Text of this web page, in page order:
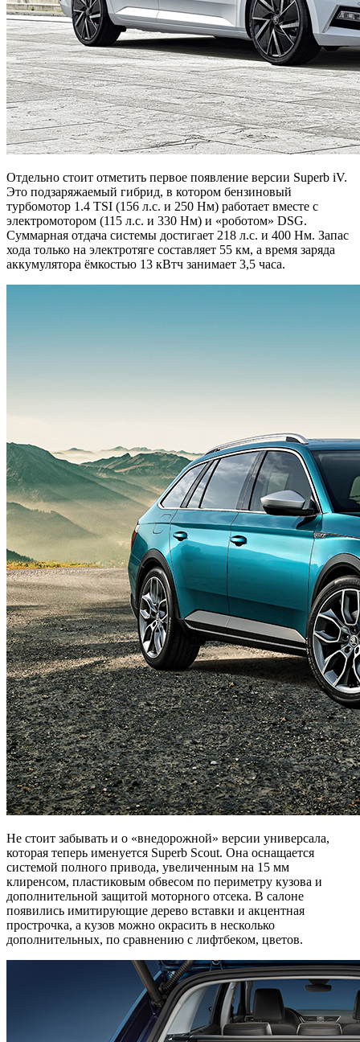
Отдельно стоит отметить первое появление версии Superb iV.
Это подзаряжаемый гибрид, в котором бензиновый
турбомотор 1.4 TSI (156 л.с. и 250 Нм) работает вместе с
электромотором (115 л.с. и 330 Нм) и «роботом» DSG.
Суммарная отдача системы достигает 218 л.с. и 400 Нм. Запас
хода только на электротяге составляет 55 км, а время заряда
аккумулятора ёмкостью 13 кВтч занимает 3,5 часа.
Не стоит забывать и о «внедорожной» версии универсала,
которая теперь именуется Superb Scout. Она оснащается
системой полного привода, увеличенным на 15 мм
клиренсом, пластиковым обвесом по периметру кузова и
дополнительной защитой моторного отсека. В салоне
появились имитирующие дерево вставки и акцентная
прострочка, а кузов можно окрасить в несколько
дополнительных, по сравнению с лифтбеком, цветов.